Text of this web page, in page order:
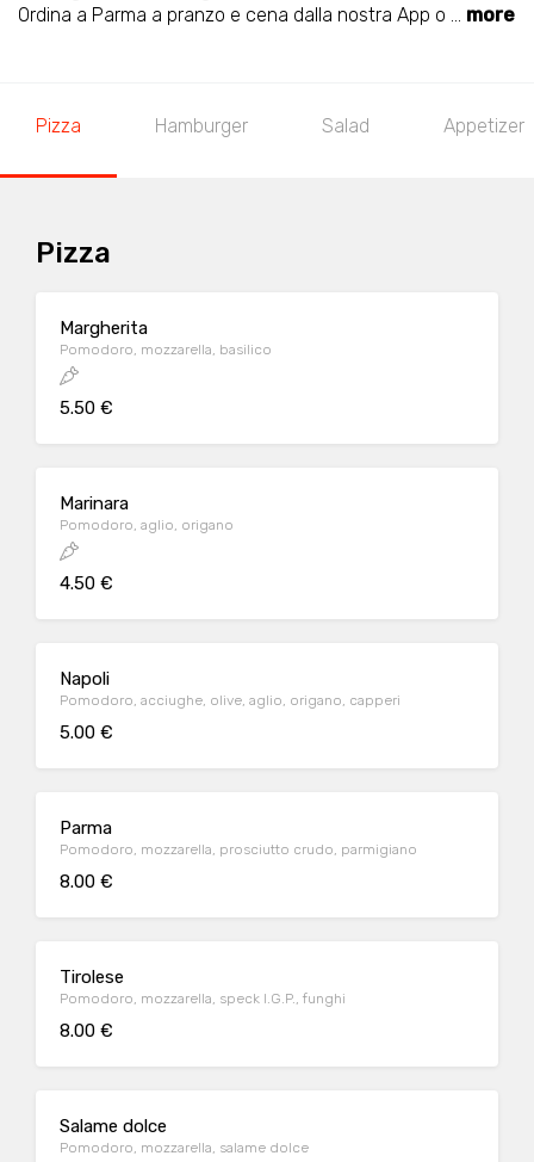
Ordina a Parma a pranzo e cena dalla nostra App o ... more
Pizza Hamburger Salad Appetizer
Pizza
Margherita
Pomodoro, mozzarella, basilico
5.50 €
Marinara
Pomodoro, aglio, origano
4.50 €
Napoli
Pomodoro, acciughe, olive, aglio, origano, capperi
5.00 €
Parma
Pomodoro, mozzarella, prosciutto crudo, parmigiano
8.00 €
Tirolese
Pomodoro, mozzarella, speck I.G.P., funghi
8.00 €
Salame dolce
Pomodoro, mozzarella, salame dolce